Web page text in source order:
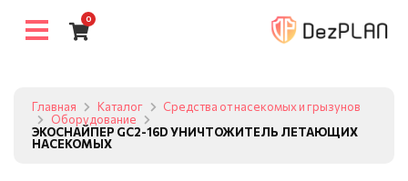
0
Главная Каталог
Средства от насекомых и грызунов
Оборудование
ЭКОСНАЙПЕР GC2-16D УНИЧТОЖИТЕЛЬ ЛЕТАЮЩИХ
НАСЕКОМЫХ